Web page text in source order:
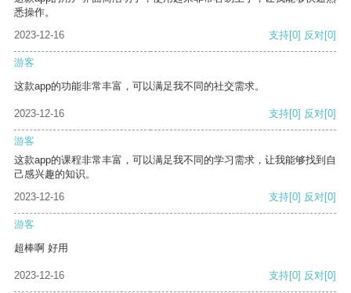
悉操作。
2023-12-16
支持[0] 反对[0]
游客
这款app的功能非常丰富，可以满足我不同的社交需求。
2023-12-16 支持[0] 反对[0]
游客
这款app的课程非常丰富，可以满足我不同的学习需求，让我能够找到自
己感兴趣的知识。
2023-12-16
支持[0] 反对[0]
游客
超棒啊 好用
2023-12-16 支持[0] 反对[0]